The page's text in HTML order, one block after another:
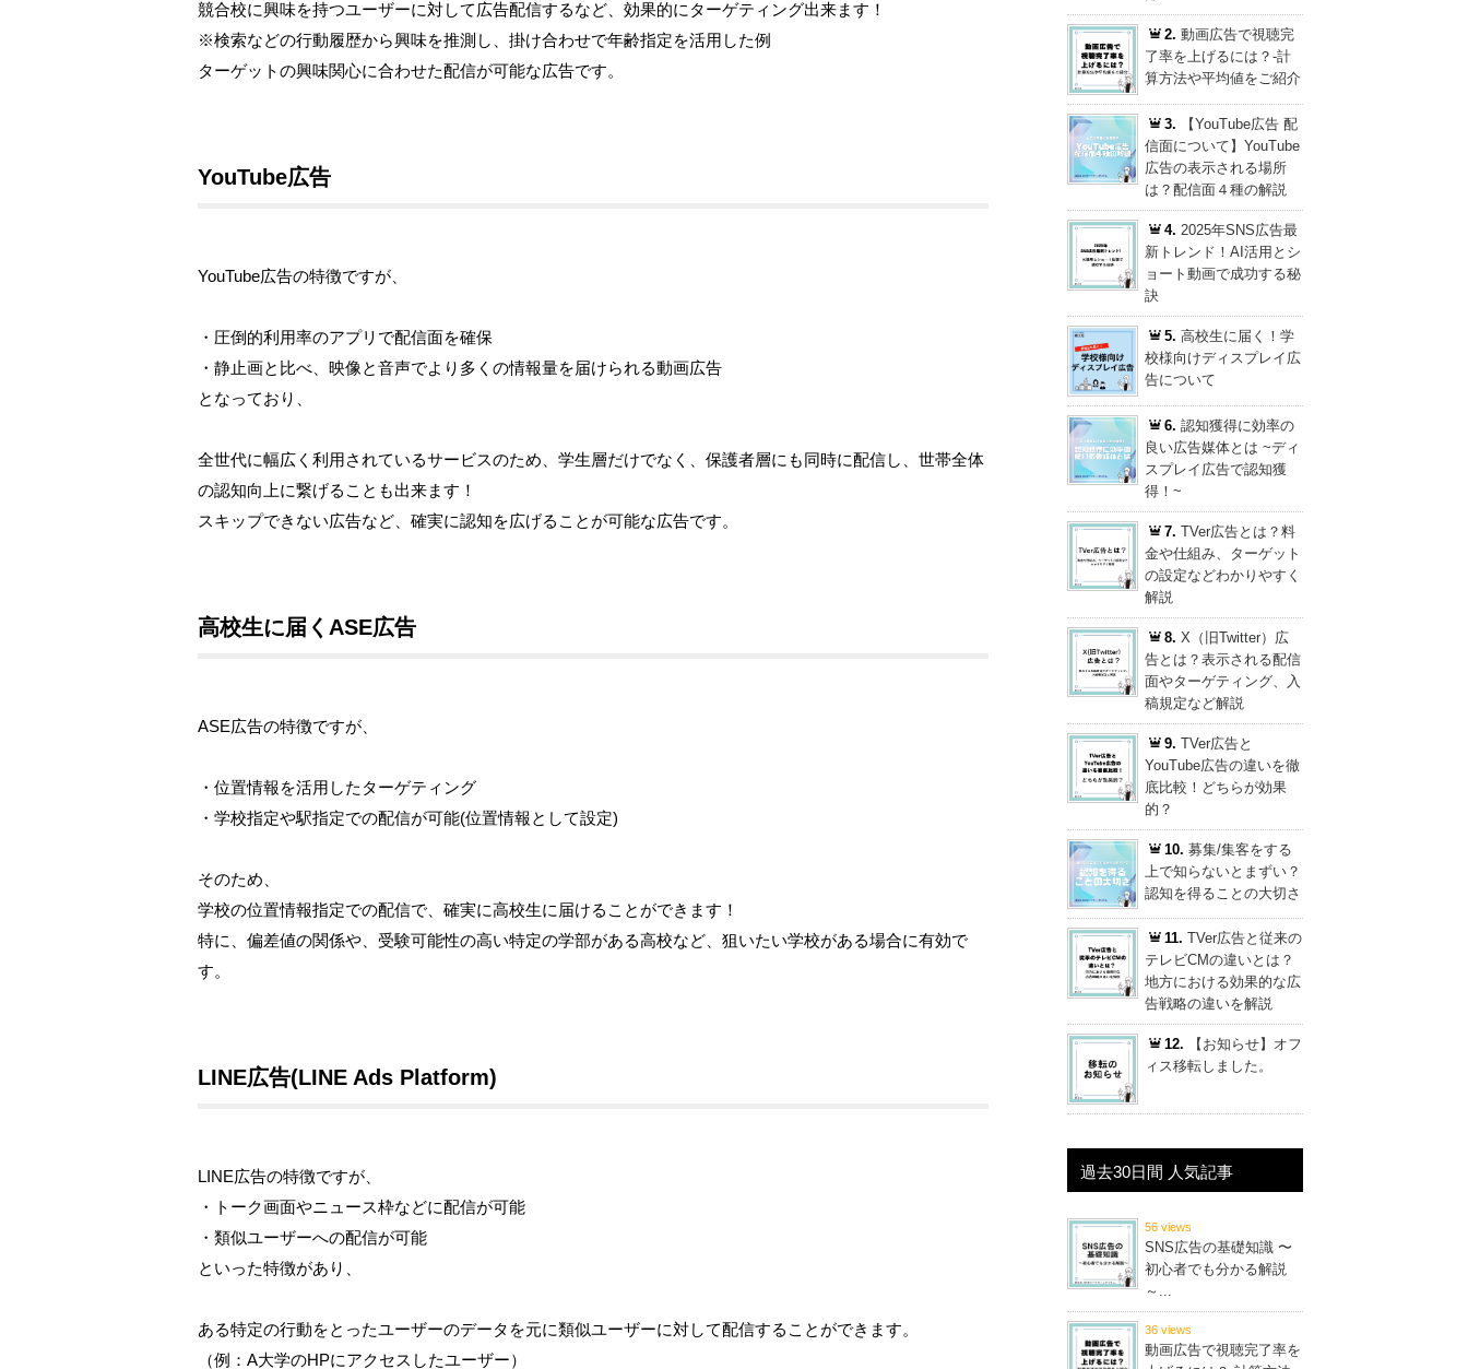
競合校に興味を持つユーザーに対して広告配信するなど、効果的にターゲティング出来ます！
※検索などの行動履歴から興味を推測し、掛け合わせで年齢指定を活用した例
ターゲットの興味関心に合わせた配信が可能な広告です。
YouTube広告
YouTube広告の特徴ですが、
・圧倒的利用率のアプリで配信面を確保
・静止画と比べ、映像と音声でより多くの情報量を届けられる動画広告
となっており、
全世代に幅広く利用されているサービスのため、学生層だけでなく、保護者層にも同時に配信し、世帯全体
の認知向上に繋げることも出来ます！
スキップできない広告など、確実に認知を広げることが可能な広告です。
高校生に届くASE広告
ASE広告の特徴ですが、
・位置情報を活用したターゲティング
・学校指定や駅指定での配信が可能(位置情報として設定)
そのため、
学校の位置情報指定での配信で、確実に高校生に届けることができます！
特に、偏差値の関係や、受験可能性の高い特定の学部がある高校など、狙いたい学校がある場合に有効で
す。
LINE広告(LINE Ads Platform)
LINE広告の特徴ですが、
・トーク画面やニュース枠などに配信が可能
・類似ユーザーへの配信が可能
といった特徴があり、
ある特定の行動をとったユーザーのデータを元に類似ユーザーに対して配信することができます。
（例：A大学のHPにアクセスしたユーザー）
2.動画広告で視聴完
了率を上げるには？-計
算方法や平均値をご紹介
3.
【YouTube広告 配
信面について】YouTube
広告の表示される場所
は？配信面４種の解説
4. 2025年SNS広告最
新トレンド！AI活用とシ
ョート動画で成功する秘
訣
5.高校生に届く！学
校様向けディスプレイ広
告について
6.認知獲得に効率の
良い広告媒体とは ~ディ
スプレイ広告で認知獲
得！~
7.TVer広告とは？料
金や仕組み、ターゲット
の設定などわかりやすく
解説
8.X（旧Twitter）広
告とは？表示される配信
面やターゲティング、入
稿規定など解説
9.TVer広告と
YouTube広告の違いを徹
底比較！どちらが効果
的？
10.募集/集客をする
上で知らないとまずい？
認知を得ることの大切さ
11.TVer広告と従来の
テレビCMの違いとは？
地方における効果的な広
告戦略の違いを解説
12.
【お知らせ】オフ
ィス移転しました。
過去30日間 人気記事
56 views
SNS広告の基礎知識 〜
初心者でも分かる解説
～...
36 views
動画広告で視聴完了率を